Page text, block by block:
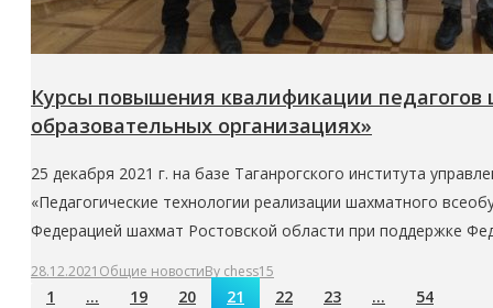
Курсы повышения квалификации педагогов
образовательных организациях»
25 декабря 2021 г. на базе Таганрогского института
«Педагогические технологии реализации шахматного
Федерацией шахмат Ростовской области при поддержке
28.12.2021 Общие новостиBy chess15
1 … 19 20 21 22 23 …
54